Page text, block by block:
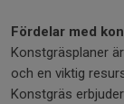
Fördelar
Konstgräsplaner
och en viktig
Konstgräs